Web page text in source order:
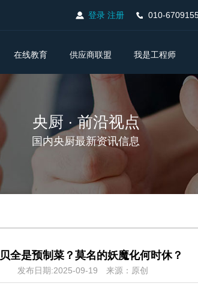
登录 注册 010-
在线教育 供应商联盟 我是工程师
央厨 · 前沿视点
国内央厨最新资讯信息
全是预制菜？莫名的妖魔化何时休？
发布日期:2025-09-19 来源：原创